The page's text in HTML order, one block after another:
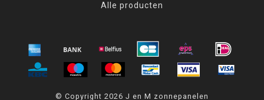
Alle producten
© Copyright 2026 J en M zonnepanelen